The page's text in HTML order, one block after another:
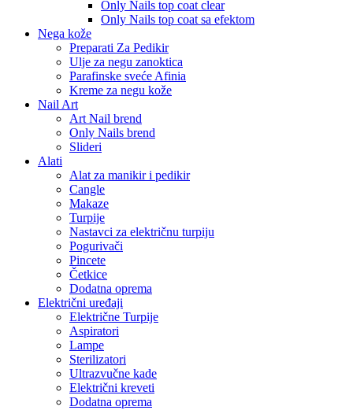
Only Nails top coat clear
Only Nails top coat sa efektom
Nega kože
Preparati Za Pedikir
Ulje za negu zanoktica
Parafinske sveće Afinia
Kreme za negu kože
Nail Art
Art Nail brend
Only Nails brend
Slideri
Alati
Alat za manikir i pedikir
Cangle
Makaze
Turpije
Nastavci za električnu turpiju
Pogurivači
Pincete
Četkice
Dodatna oprema
Električni uređaji
Električne Turpije
Aspiratori
Lampe
Sterilizatori
Ultrazvučne kade
Električni kreveti
Dodatna oprema